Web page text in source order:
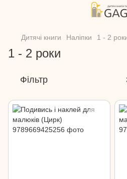
Дитячі книги Наліпки 1 - 2
1 - 2 роки
Фільтр